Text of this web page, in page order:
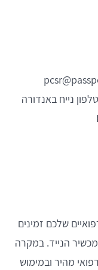
נייח באנדורה
שלכם זמינים
הנייד. במקרה
מהיר ובמימוש